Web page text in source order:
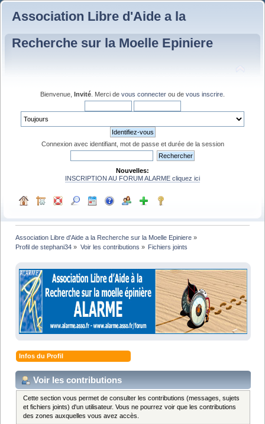
Association Libre d'Aide a la
Recherche sur la Moelle Epiniere
Bienvenue, Invité . Merci de vous connecter ou de vous inscrire
Connexion avec identifiant, mot de passe et durée de la session
Nouvelles:
INSCRIPTION AU FORUM ALARME cliquez ici
Association Libre d'Aide a la Recherche sur la Moelle Epiniere »
Profil de stephani34 » Voir les contributions » Fichiers joints
Infos du Profil
Voir les contributions
Cette section vous permet de consulter les contributions (messages, sujets
et fichiers joints) d'un utilisateur. Vous ne pourrez voir que les contributions
des zones auxquelles vous avez accès.